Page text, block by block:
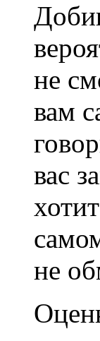
не
вам
вас
не